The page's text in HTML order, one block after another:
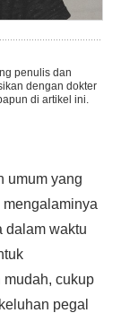
penulis dan
dengan dokter
di artikel ini.
umum yang
dalam waktu
cukup
pegal